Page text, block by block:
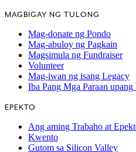
MAGBIGAY NG TULONG
Mag-donate ng Pondo
Mag-abuloy ng Pagkain
Magsimula ng Fundraiser
Volunteer
Mag-iwan ng isang Legacy
Iba Pang Mga Paraan
EPEKTO
Ang aming Trabaho at
Kwento
Gutom sa Silicon Valley